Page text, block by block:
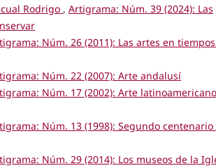
Rodrigo , Artigrama: Núm. 39 (2024): Las
Núm. 26 (2011): Las artes en
Núm. 22 (2007): Arte andalusí
Núm. 17 (2002): Arte
Núm. 13 (1998): Segundo centenario
Núm. 29 (2014): Los museos de la